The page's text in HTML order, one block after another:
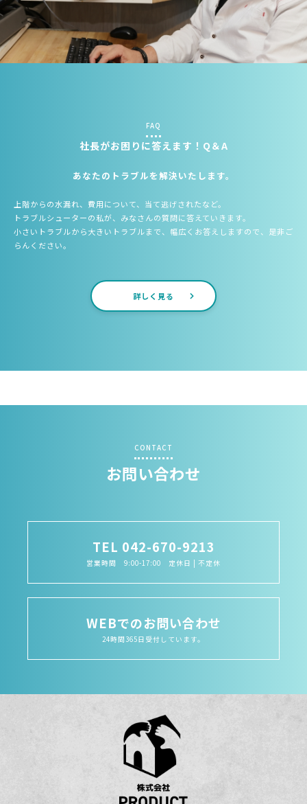
FAQ
社長がお困りに答えます！Q＆A
あなたのトラブルを解決いたします。
上階からの水漏れ、費用について、当て逃げされたなど。
トラブルシューターの私が、みなさんの質問に答えていきます。
小さいトラブルから大きいトラブルまで、幅広くお答えしますので、是非ご
らんください。
詳しく見る
CONTACT
お問い合わせ
TEL 042-670-9213
営業時間 9:00-17:00 定休日 | 不定休
WEBでのお問い合わせ
24時間365日受付しています。